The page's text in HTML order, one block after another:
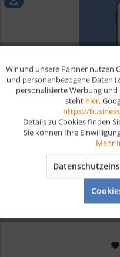
Fachpraktikerin im
Digitale Lernkarten für
Prüfungsvorbereitung
Fertigkeiten und
tätig zu sein. Du
Funktionale
Wir und unsere Partner nutzen
und personenbezogene Daten
personalisierte Werbung
steht hier.
https://
Details zu Cookies finden
Sie können Ihre
Mehr